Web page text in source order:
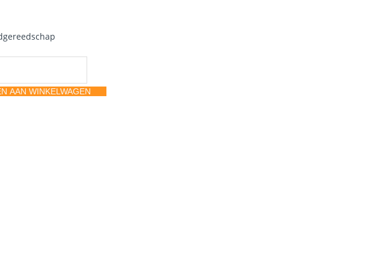
AAN WINKELWAGEN